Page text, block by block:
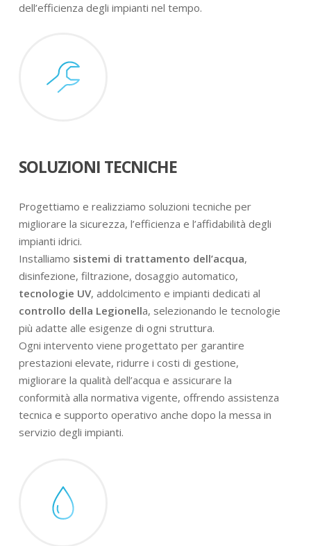
dell’efficienza degli impianti nel tempo.
SOLUZIONI TECNICHE
Progettiamo e realizziamo soluzioni tecniche per
migliorare la sicurezza, l’efficienza e l’affidabilità degli
impianti idrici.
Installiamo sistemi di trattamento dell’acqua,
disinfezione, filtrazione, dosaggio automatico,
tecnologie UV, addolcimento e impianti dedicati al
controllo della Legionella, selezionando le tecnologie
più adatte alle esigenze di ogni struttura.
Ogni intervento viene progettato per garantire
prestazioni elevate, ridurre i costi di gestione,
migliorare la qualità dell’acqua e assicurare la
conformità alla normativa vigente, offrendo assistenza
tecnica e supporto operativo anche dopo la messa in
servizio degli impianti.